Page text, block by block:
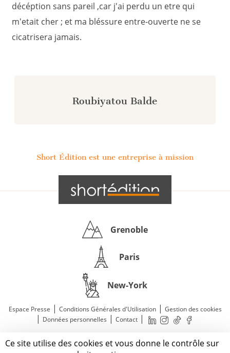
Ce site utilise des cookies et vous donne le contrôle sur
Roubiyatou Balde
décéption sans pareil ,car j'ai perdu un etre qui
m'etait cher ; et ma bléssure entre-ouverte ne se
cicatrisera jamais.
Short Édition est une entreprise à mission
Grenoble
Paris
New-York
Espace Presse | Conditions Générales d'Utilisation| Gestion des cookies
| Données personnelles | Contact|
Mentions légales